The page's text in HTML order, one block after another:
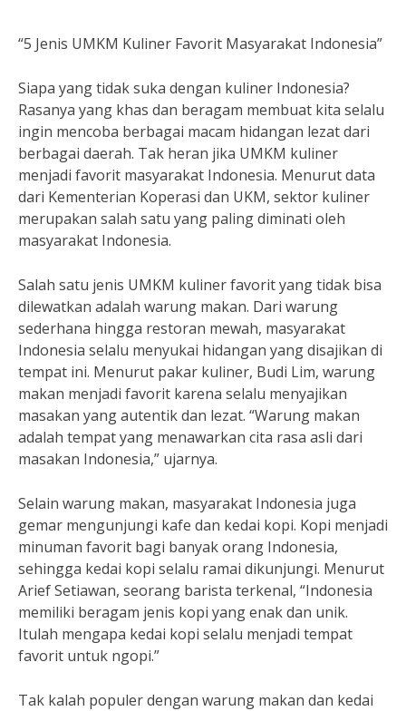
“5 Jenis UMKM Kuliner Favorit Masyarakat Indonesia”
Siapa yang tidak suka dengan kuliner Indonesia?
Rasanya yang khas dan beragam membuat kita selalu
ingin mencoba berbagai macam hidangan lezat dari
berbagai daerah. Tak heran jika UMKM kuliner
menjadi favorit masyarakat Indonesia. Menurut data
dari Kementerian Koperasi dan UKM, sektor kuliner
merupakan salah satu yang paling diminati oleh
masyarakat Indonesia.
Salah satu jenis UMKM kuliner favorit yang tidak bisa
dilewatkan adalah warung makan. Dari warung
sederhana hingga restoran mewah, masyarakat
Indonesia selalu menyukai hidangan yang disajikan di
tempat ini. Menurut pakar kuliner, Budi Lim, warung
makan menjadi favorit karena selalu menyajikan
masakan yang autentik dan lezat. “Warung makan
adalah tempat yang menawarkan cita rasa asli dari
masakan Indonesia,” ujarnya.
Selain warung makan, masyarakat Indonesia juga
gemar mengunjungi kafe dan kedai kopi. Kopi menjadi
minuman favorit bagi banyak orang Indonesia,
sehingga kedai kopi selalu ramai dikunjungi. Menurut
Arief Setiawan, seorang barista terkenal, “Indonesia
memiliki beragam jenis kopi yang enak dan unik.
Itulah mengapa kedai kopi selalu menjadi tempat
favorit untuk ngopi.”
Tak kalah populer dengan warung makan dan kedai